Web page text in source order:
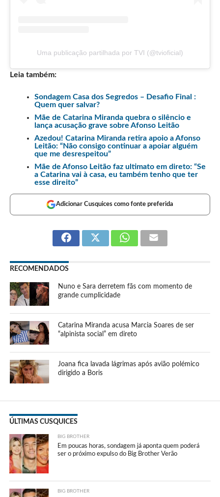
Uma publicação partilhada por TVI (@tvioficial)
Leia também:
Sondagem Casa dos Segredos – Desafio Final :
Quem quer salvar?
Mãe de Catarina Miranda quebra o silêncio e
lança acusação grave sobre Afonso Leitão
Azedou! Catarina Miranda retira apoio a Afonso
Leitão: “Não consigo continuar a apoiar alguém
que me desrespeitou”
Mãe de Afonso Leitão faz ultimato em direto: “Se
a Catarina vai à casa, eu também tenho que ter
esse direito”
Adicionar Cusquices como fonte preferida
RECOMENDADOS
Nuno e Sara derretem fãs com momento de
grande cumplicidade
Catarina Miranda acusa Marcia Soares de ser
“alpinista social” em direto
Joana fica lavada lágrimas após avião polémico
dirigido a Boris
ÚLTIMAS CUSQUICES
BIG BROTHER
Em poucas horas, sondagem já aponta quem poderá
ser o próximo expulso do Big Brother Verão
BIG BROTHER